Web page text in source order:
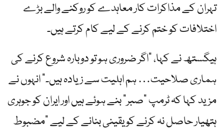
تہران کے مذاکرات کار معاہدے کو روکنے والے بڑے
اختلافات کو ختم کرنے کے لیے کام کرتے ہیں۔
ہیگستھ نے کہا، "اگر ضروری ہو تو دوبارہ شروع کرنے کی
ہماری صلاحیت… ہم اہلیت سے زیادہ ہیں۔” انہوں نے
مزید کہا کہ ٹرمپ "صبر” بنے ہوئے ہیں اور ایران کو جوہری
ہتھیار حاصل نہ کرنے کو یقینی بنانے کے لیے "مضبوط